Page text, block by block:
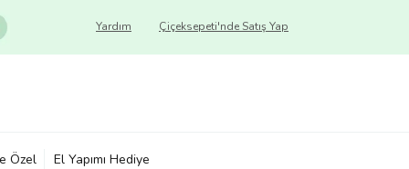
Çiçeksepeti'nde Satış Yap
Yardım
Özel El Yapımı Hediye